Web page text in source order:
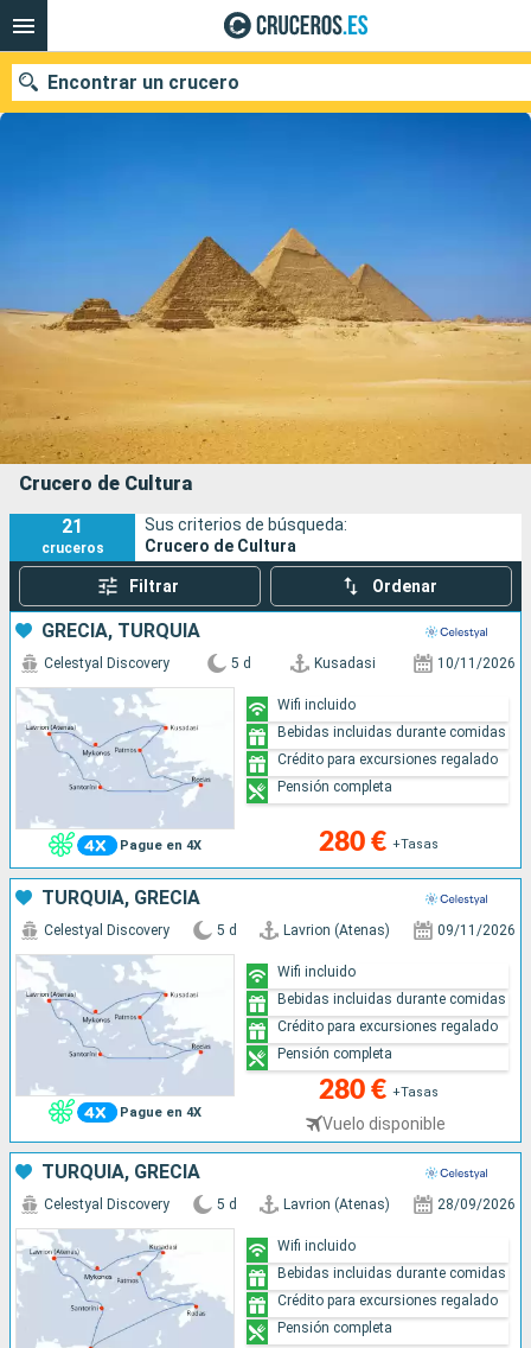
Encontrar un crucero
Puertos Compañías
Buscar
Crucero de Cultura
21
cruceros
Sus criterios de búsqueda:
Crucero de Cultura
Filtrar Ordenar
GRECIA, TURQUÍA
Pague en 4X
Celestyal Discovery 5 d Kusadasi 10/11/2026
280 € +Tasas
Wifi incluido
Bebidas incluidas durante comidas
Crédito para excursiones regalado
Pensión completa
TURQUÍA, GRECIA
Pague en 4X
Celestyal Discovery 5 d Lavrion (Atenas) 09/11/2026
280 € +Tasas
Vuelo disponible
Wifi incluido
Bebidas incluidas durante comidas
Crédito para excursiones regalado
Pensión completa
TURQUÍA, GRECIA
Celestyal Discovery 5 d Lavrion (Atenas) 28/09/2026
Wifi incluido
Bebidas incluidas durante comidas
Crédito para excursiones regalado
Pensión completa